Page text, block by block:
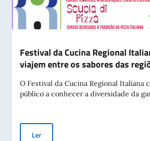
Festival da Cucina Regional
viajem entre os sabores das
O Festival da Cucina Regional Italiana
público a conhecer a diversidade da
LerFestival da Cucina Regional